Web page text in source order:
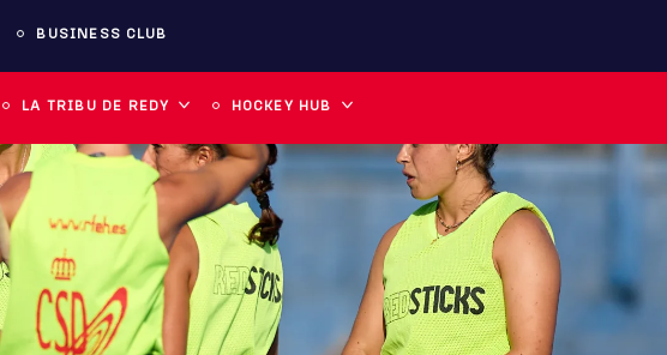
BUSINESS CLUB
LA TRIBU DE REDY HOCKEY HUB